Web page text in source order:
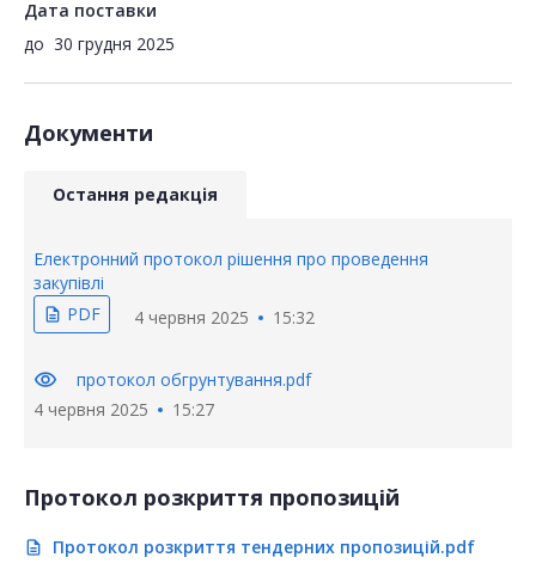
Дата поставки
до 30 грудня 2025
Документи
Остання редакція
Електронний протокол рішення про проведення
закупівлі
description PDF 4 червня 2025 15:32
visibility
протокол обгрунтування.pdf
4 червня 2025
15:27
Протокол розкриття пропозицій
description Протокол розкриття тендерних пропозицій.pdf